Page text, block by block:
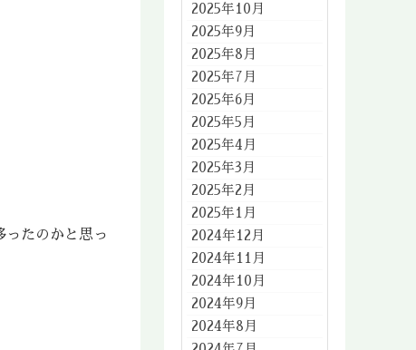
ったのかと思っ
2025年10月
2025年9月
2025年8月
2025年7月
2025年6月
2025年5月
2025年4月
2025年3月
2025年2月
2025年1月
2024年12月
2024年11月
2024年10月
2024年9月
2024年8月